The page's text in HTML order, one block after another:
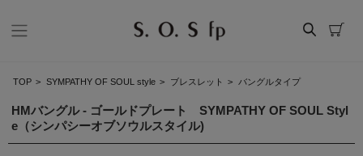
TOP > SYMPATHY OF SOUL style > ブレスレット > バングルタイプ
HMバングル - ゴールドプレート SYMPATHY OF SOUL Styl
e（シンパシーオブソウルスタイル)